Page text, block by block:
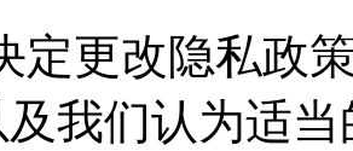
定更改隐私政
及我们认为适